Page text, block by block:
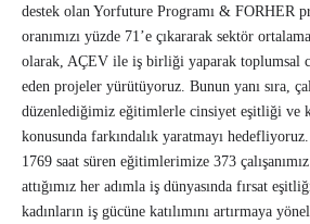
destek olan Yorfuture Programı & FORHER
oranımızı yüzde 71’e çıkararak sektör
olarak, AÇEV ile iş birliği yaparak toplumsal
eden projeler yürütüyoruz. Bunun yanı sıra,
düzenlediğimiz eğitimlerle cinsiyet eşitliği ve
konusunda farkındalık yaratmayı
1769 saat süren eğitimlerimize 373
attığımız her adımla iş dünyasında fırsat
kadınların iş gücüne katılımını artırmaya